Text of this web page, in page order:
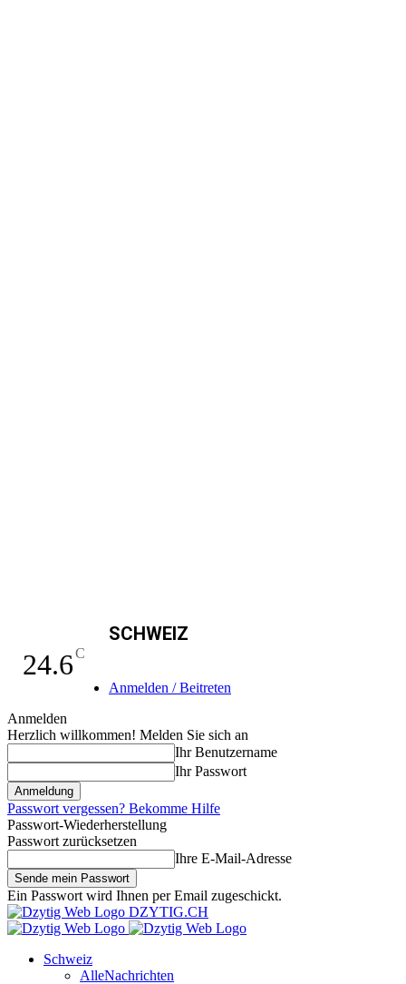
24.6C
SCHWEIZ
Anmelden / Beitreten
Anmelden
Herzlich willkommen! Melden Sie sich an
Ihr Benutzername
Ihr Passwort
Passwort vergessen? Bekomme Hilfe
Passwort-Wiederherstellung
Passwort zurücksetzen
Ihre E-Mail-Adresse
Ein Passwort wird Ihnen per Email zugeschickt.
DZYTIG.CH
Schweiz
AlleNachrichten